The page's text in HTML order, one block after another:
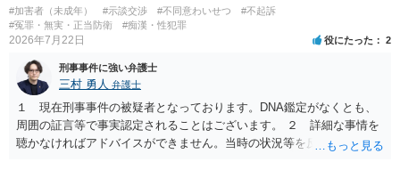
#加害者（未成年） #示談交渉 #不同意わいせつ
#不起訴
#冤罪・無実・正当防衛
#痴漢・性犯罪
2026年7月22日 役にたった 2
刑事事件に強い弁護士
三村 勇人 弁護士
１ 現在刑事事件の被疑者となっております。DNA鑑定がなくとも、
周囲の証言等で事実認定されることはございます。 ２ 詳細な事情を
聴かなければアドバイスができません。当時の状況等を反論していく